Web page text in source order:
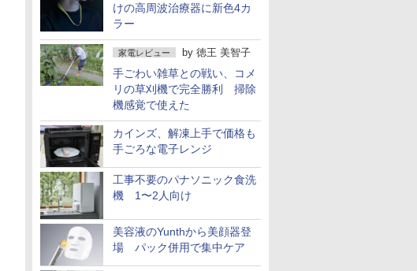
けの高周波治療器に新色4カ
ラー
家電レビュー by 徳王 美智子
手ごわい雑草との戦い、コメ
リの草刈機で完全勝利 掃除
機感覚で使えた
カインズ、解凍上手で価格も
手ごろな電子レンジ
工事不要のパナソニック食洗
機 1〜2人向け
美容液のYunthから美顔器登
場 パック併用で集中ケア